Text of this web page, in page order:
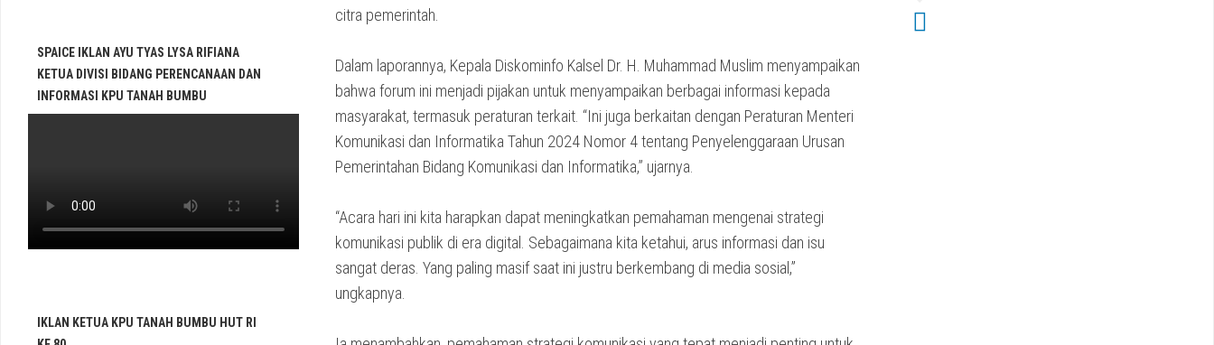
citra pemerintah.
‎Dalam laporannya, Kepala Diskominfo Kalsel Dr. H. Muhammad Muslim menyampaikan
bahwa forum ini menjadi pijakan untuk menyampaikan berbagai informasi kepada
masyarakat, termasuk peraturan terkait. “Ini juga berkaitan dengan Peraturan Menteri
Komunikasi dan Informatika Tahun 2024 Nomor 4 tentang Penyelenggaraan Urusan
Pemerintahan Bidang Komunikasi dan Informatika,” ujarnya.
‎“Acara hari ini kita harapkan dapat meningkatkan pemahaman mengenai strategi
komunikasi publik di era digital. Sebagaimana kita ketahui, arus informasi dan isu
sangat deras. Yang paling masif saat ini justru berkembang di media sosial,”
ungkapnya.
SPAICE IKLAN AYU TYAS LYSA RIFIANA
KETUA DIVISI BIDANG PERENCANAAN DAN
INFORMASI KPU TANAH BUMBU
IKLAN KETUA KPU TANAH BUMBU HUT RI